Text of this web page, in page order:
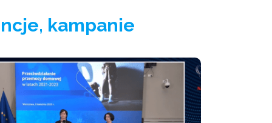
kampanie